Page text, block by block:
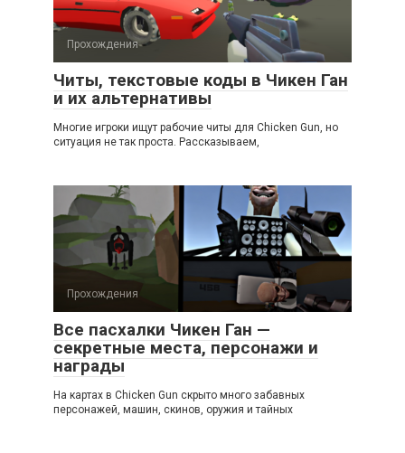
Прохождения
Читы, текстовые коды в Чикен Ган
и их альтернативы
Многие игроки ищут рабочие читы для Chicken Gun, но
ситуация не так проста. Рассказываем,
Прохождения
Все пасхалки Чикен Ган —
секретные места, персонажи и
награды
На картах в Chicken Gun скрыто много забавных
персонажей, машин, скинов, оружия и тайных